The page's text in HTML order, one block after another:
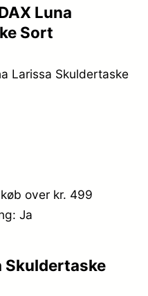
9
5
Luna
Sort
Larissa Skuldertaske
over kr. 499
Ja
Skuldertaske